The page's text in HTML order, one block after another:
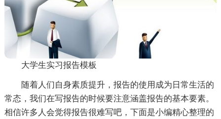
大学生实习报告模板
随着人们自身素质提升，报告的使用成为日常生活的
常态，我们在写报告的时候要注意涵盖报告的基本要素。
相信许多人会觉得报告很难写吧，下面是小编精心整理的